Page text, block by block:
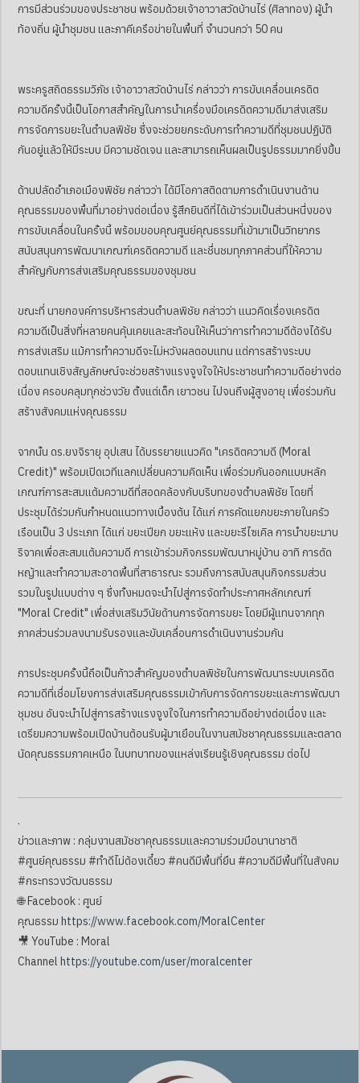
การมีส่วนร่วมของประชาชน พร้อมด้วยเจ้าอาวาสวัดบ้านไร่ (ศิลาทอง) ผู้นำ
ท้องถิ่น ผู้นำชุมชน และภาคีเครือข่ายในพื้นที่ จำนวนกว่า 50 คน
พระครูสถิตธรรมวิภัช เจ้าอาวาสวัดบ้านไร่ กล่าวว่า การขับเคลื่อนเครดิต
ความดีครั้งนี้เป็นโอกาสสำคัญในการนำเครื่องมือเครดิตความดีมาส่งเสริม
การจัดการขยะในตำบลพิชัย ซึ่งจะช่วยยกระดับการทำความดีที่ชุมชนปฏิบัติ
กันอยู่แล้วให้มีระบบ มีความชัดเจน และสามารถเห็นผลเป็นรูปธรรมมากยิ่งขึ้น
ด้านปลัดอำเภอเมืองพิชัย กล่าวว่า ได้มีโอกาสติดตามการดำเนินงานด้าน
คุณธรรมของพื้นที่มาอย่างต่อเนื่อง รู้สึกยินดีที่ได้เข้าร่วมเป็นส่วนหนึ่งของ
การขับเคลื่อนในครั้งนี้ พร้อมขอบคุณศูนย์คุณธรรมที่เข้ามาเป็นวิทยากร
สนับสนุนการพัฒนาเกณฑ์เครดิตความดี และชื่นชมทุกภาคส่วนที่ให้ความ
สำคัญกับการส่งเสริมคุณธรรมของชุมชน
ขณะที่ นายกองค์การบริหารส่วนตำบลพิชัย กล่าวว่า แนวคิดเรื่องเครดิต
ความดีเป็นสิ่งที่หลายคนคุ้นเคยและสะท้อนให้เห็นว่าการทำความดีต้องได้รับ
การส่งเสริม แม้การทำความดีจะไม่หวังผลตอบแทน แต่การสร้างระบบ
ตอบแทนเชิงสัญลักษณ์จะช่วยสร้างแรงจูงใจให้ประชาชนทำความดีอย่างต่อ
เนื่อง ครอบคลุมทุกช่วงวัย ตั้งแต่เด็ก เยาวชน ไปจนถึงผู้สูงอายุ เพื่อร่วมกัน
สร้างสังคมแห่งคุณธรรม
จากนั้น ดร.ยงจิรายุ อุปเสน ได้บรรยายแนวคิด "เครดิตความดี (Moral
Credit)" พร้อมเปิดเวทีแลกเปลี่ยนความคิดเห็น เพื่อร่วมกันออกแบบหลัก
เกณฑ์การสะสมแต้มความดีที่สอดคล้องกับบริบทของตำบลพิชัย โดยที่
ประชุมได้ร่วมกันกำหนดแนวทางเบื้องต้น ได้แก่ การคัดแยกขยะภายในครัว
เรือนเป็น 3 ประเภท ได้แก่ ขยะเปียก ขยะแห้ง และขยะรีไซเคิล การนำขยะมาบ
ริจาคเพื่อสะสมแต้มความดี การเข้าร่วมกิจกรรมพัฒนาหมู่บ้าน อาทิ การตัด
หญ้าและทำความสะอาดพื้นที่สาธารณะ รวมถึงการสนับสนุนกิจกรรมส่วน
รวมในรูปแบบต่าง ๆ ซึ่งทั้งหมดจะนำไปสู่การจัดทำประกาศหลักเกณฑ์
"Moral Credit" เพื่อส่งเสริมวินัยด้านการจัดการขยะ โดยมีผู้แทนจากทุก
ภาคส่วนร่วมลงนามรับรองและขับเคลื่อนการดำเนินงานร่วมกัน
การประชุมครั้งนี้ถือเป็นก้าวสำคัญของตำบลพิชัยในการพัฒนาระบบเครดิต
ความดีที่เชื่อมโยงการส่งเสริมคุณธรรมเข้ากับการจัดการขยะและการพัฒนา
ชุมชน อันจะนำไปสู่การสร้างแรงจูงใจในการทำความดีอย่างต่อเนื่อง และ
เตรียมความพร้อมเปิดบ้านต้อนรับผู้มาเยือนในงานสมัชชาคุณธรรมและตลาด
นัดคุณธรรมภาคเหนือ ในบทบาทของแหล่งเรียนรู้เชิงคุณธรรม ต่อไป
.
ข่าวและภาพ : กลุ่มงานสมัชชาคุณธรรมและความร่วมมือนานาชาติ
#ศูนย์คุณธรรม #ทำดีไม่ต้องเดี๋ยว #คนดีมีพื้นที่ยืน #ความดีมีพื้นที่ในสังคม
#กระทรวงวัฒนธรรม
🌐 Facebook : ศูนย์
คุณธรรมhttps://www.facebook.com/MoralCenter
🎥 YouTube : Moral
Channelhttps://youtube.com/user/moralcenter